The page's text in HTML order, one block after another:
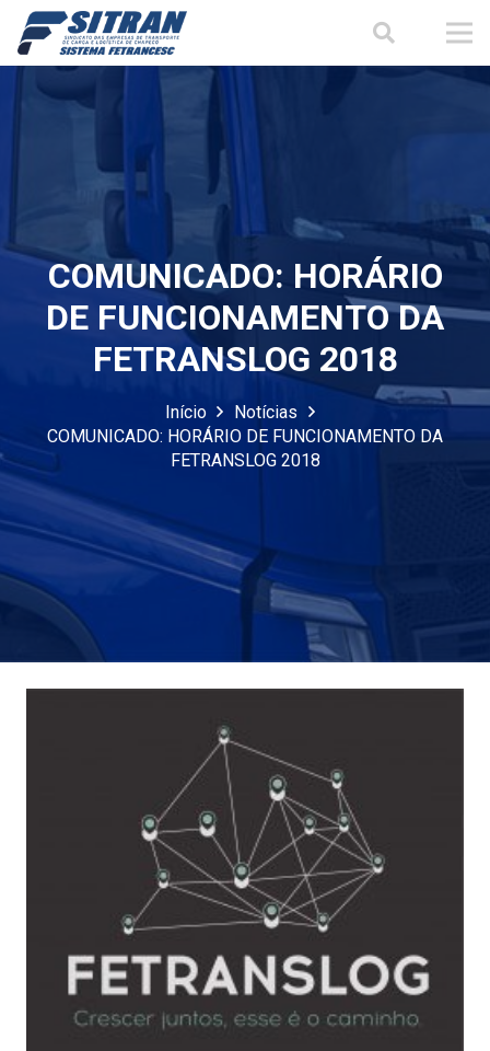
COMUNICADO: HORÁRIO
DE FUNCIONAMENTO DA
FETRANSLOG 2018
Início
Notícias
COMUNICADO: HORÁRIO DE FUNCIONAMENTO DA
FETRANSLOG 2018